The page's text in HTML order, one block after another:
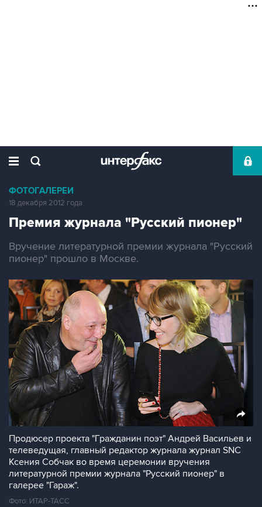
ФОТОГАЛЕРЕИ
18 декабря 2012 года
Премия журнала "Русский пионер"
Вручение литературной премии журнала "Русский
пионер" прошло в Москве.
Продюсер проекта "Гражданин поэт" Андрей Васильев и
телеведущая, главный редактор журнала журнал SNC
Ксения Собчак во время церемонии вручения
литературной премии журнала "Русский пионер" в
галерее "Гараж".
Фото: ИТАР-ТАСС